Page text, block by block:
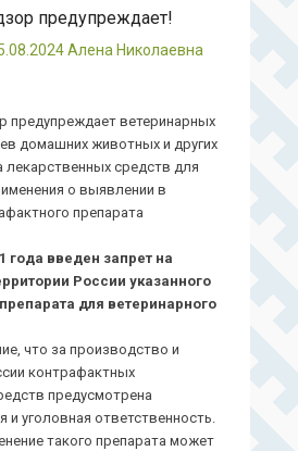
предупреждает!
Алена Николаевна
предупреждает ветеринарных
домашних животных и других
лекарственных средств для
о выявлении в
препарата
года введен запрет на
России указанного
для ветеринарного
что за производство и
контрафактных
предусмотрена
и уголовная ответственность.
такого препарата может